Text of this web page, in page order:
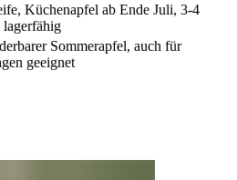
Küchenapfel ab Ende Juli, 3-4
lagerfähig
Sommerapfel, auch für
geeignet